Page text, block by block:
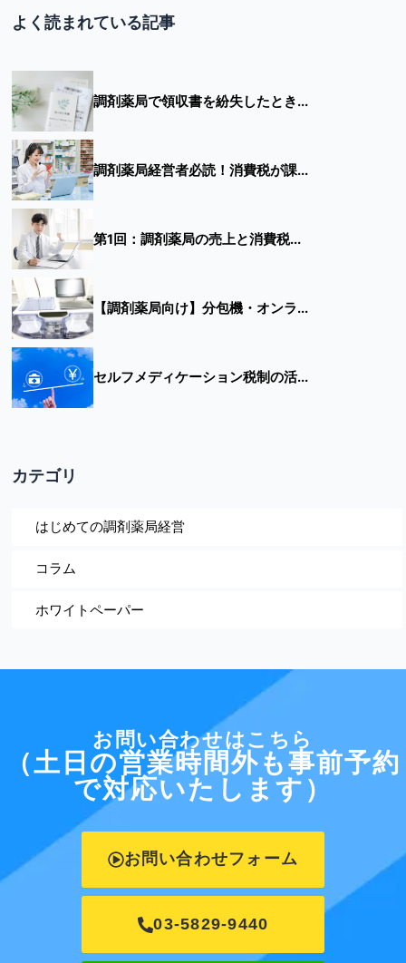
よく読まれている記事
調剤薬局で領収書を紛失したとき...
調剤薬局経営者必読！消費税が課...
第1回：調剤薬局の売上と消費税...
【調剤薬局向け】分包機・オンラ...
セルフメディケーション税制の活...
カテゴリ
はじめての調剤薬局経営
コラム
ホワイトペーパー
お問い合わせはこちら
（土日の営業時間外も事前予約
で対応いたします）
お問い合わせフォーム
03-5829-9440